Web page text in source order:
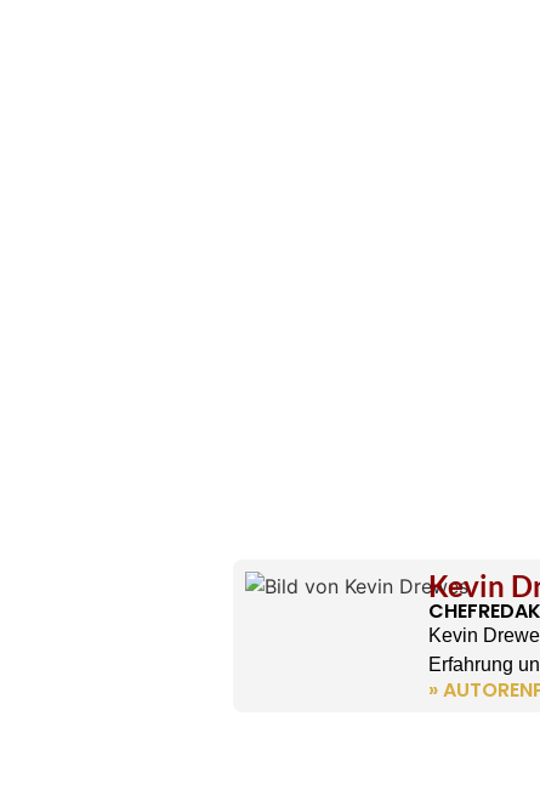
Kevin
Kevin
Erfahrung
»